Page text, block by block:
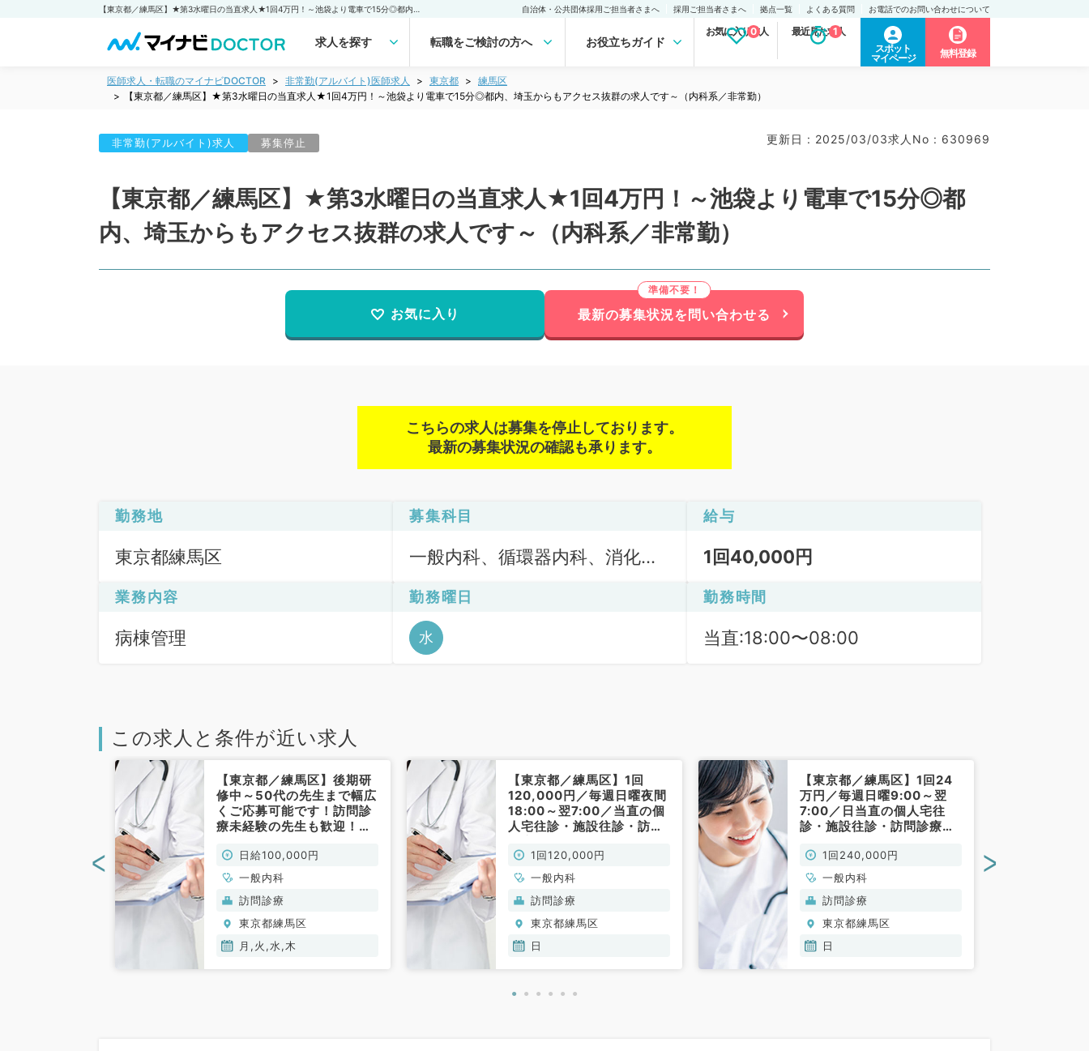
自治体・公共団体採用ご担当者さまへ 採用ご担当者さまへ 拠点一覧 よくある質問 お電話でのお問い合わせについて
求人を探す 転職をご検討の方へ お役立ちガイド
お気に入り求人
0 最近見た求人
1
スポット
マイページ
無料登録
医師求人・転職のマイナビDOCTOR 非常勤(アルバイト)医師求人 東京都
練馬区
【東京都／練馬区】★第3水曜日の当直求人★1回4万円！～池袋より電車で15分◎都内、埼玉からもアクセス抜群の求人です～（内科系／非常勤）
非常勤(アルバイト)求人 募集停止 更新日 : 2025/03/03求人No : 630969
【東京都／練馬区】★第3水曜日の当直求人★1回4万円！～池袋より電車で15分◎都
内、埼玉からもアクセス抜群の求人です～（内科系／非常勤）
お気に入り 最新の募集状況を問い合わせる
こちらの求人は募集を停止しております。
最新の募集状況の確認も承ります。
勤務地
東京都練馬区
募集科目
一般内科、循環器内科、消化器
給与
1回40,000円
業務内容
病棟管理
勤務曜日
水
勤務時間
当直:18:00〜08:00
この求人と条件が近い求人
【東京都／練馬区】後期研
修中～50代の先生まで幅広
くご応募可能です！訪問診
療未経験の先生も歓迎！◎
のうち1曜日～勤務可能（一
般内科／非常勤）
日給100,000円
一般内科
訪問診療
東京都練馬区
月,火,水,木
【東京都／練馬区】1回
120,000円／毎週日曜夜間
18:00～翌7:00／当直の個
人宅往診・施設往診・訪問
ー通勤OK◎（一般内科／非
常勤）
1回120,000円
一般内科
訪問診療
東京都練馬区
日
【東京都／練馬区】1回24
万円／毎週日曜9:00～翌
7:00／日当直の個人宅往
診・施設往診・訪問診療の
OK◎（一般内科／非常勤）
1回240,000円
一般内科
訪問診療
東京都練馬区
日
< >